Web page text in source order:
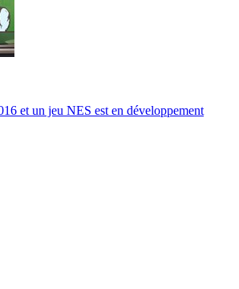
et un jeu NES est en développement